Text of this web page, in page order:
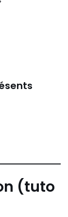
(tuto